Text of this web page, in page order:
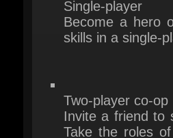
most out of this
assist each
because